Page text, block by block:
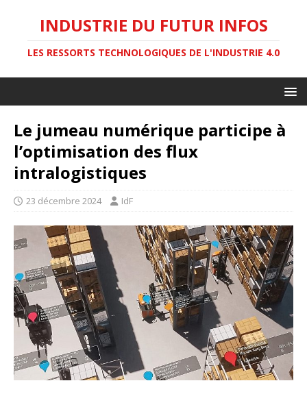
INDUSTRIE DU FUTUR INFOS
LES RESSORTS TECHNOLOGIQUES DE L'INDUSTRIE 4.0
Le jumeau numérique participe à
l’optimisation des flux
intralogistiques
23 décembre 2024 IdF